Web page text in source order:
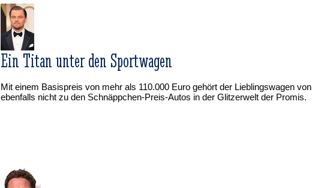
Ein Titan unter den Sportwagen
Mit einem Basispreis von mehr als 110.000 Euro gehört der Lieblingswagen von
ebenfalls nicht zu den Schnäppchen-Preis-Autos in der Glitzerwelt der Promis.